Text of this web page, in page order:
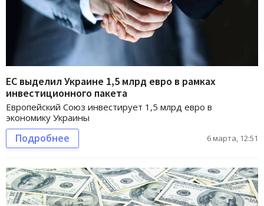
ЕС выделил Украине 1,5 млрд евро в рамках
инвестиционного пакета
Европейский Союз инвестирует 1,5 млрд евро в
экономику Украины
Подробнее 6 марта, 12:51